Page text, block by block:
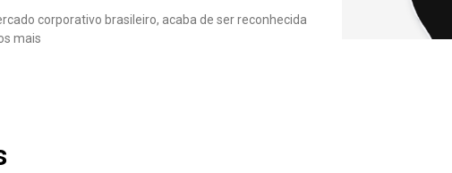
corporativo brasileiro, acaba de ser reconhecida
mais